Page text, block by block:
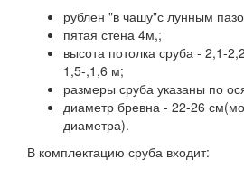
рублен "в чашу"с лунным
пятая стена 4м,;
высота потолка сруба - 2,1-
1,5-,1,6 м;
размеры сруба указаны по
диаметр бревна - 22-26
диаметра).
В комплектацию сруба входит: